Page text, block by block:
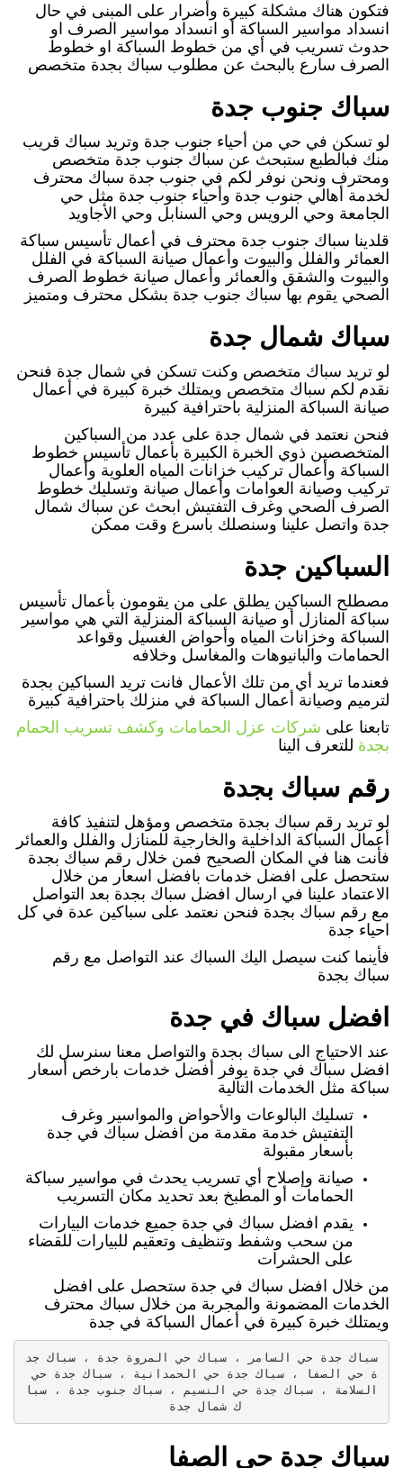
فتكون هناك مشكلة كبيرة وأضرار على المبنى في حال
انسداد مواسير السباكة أو انسداد مواسير الصرف او
حدوث تسريب في أي من خطوط السباكة او خطوط
الصرف سارع بالبحث عن مطلوب سباك بجدة متخصص
سباك جنوب جدة
لو تسكن في حي من أحياء جنوب جدة وتريد سباك قريب
منك فبالطبع ستبحث عن سباك جنوب جدة متخصص
ومحترف ونحن نوفر لكم في جنوب جدة سباك محترف
لخدمة أهالي جنوب جدة وأحياء جنوب جدة مثل حي
الجامعة وحي الرويس وحي السنابل وحي الأجاويد
قلدينا سباك جنوب جدة محترف في أعمال تأسيس سباكة
العمائر والفلل والبيوت وأعمال صيانة السباكة في الفلل
والبيوت والشقق والعمائر وأعمال صيانة خطوط الصرف
الصحي يقوم بها سباك جنوب جدة بشكل محترف ومتميز
سباك شمال جدة
لو تريد سباك متخصص وكنت تسكن في شمال جدة فنحن
نقدم لكم سباك متخصص ويمتلك خبرة كبيرة في أعمال
صيانة السباكة المنزلية باحترافية كبيرة
فنحن نعتمد في شمال جدة على عدد من السباكين
المتخصصين ذوي الخبرة الكبيرة بأعمال تأسيس خطوط
السباكة وأعمال تركيب خزانات المياه العلوية وأعمال
تركيب وصيانة العوامات وأعمال صيانة وتسليك خطوط
الصرف الصحي وغرف التفتيش ابحث عن سباك شمال
جدة واتصل علينا وسنصلك باسرع وقت ممكن
السباكين جدة
مصطلح السباكين يطلق على من يقومون بأعمال تأسيس
سباكة المنازل أو صيانة السباكة المنزلية التي هي مواسير
السباكة وخزانات المياه وأحواض الغسيل وقواعد
الحمامات والبانيوهات والمغاسل وخلافه
فعندما تريد أي من تلك الأعمال فانت تريد السباكين بجدة
لترميم وصيانة أعمال السباكة في منزلك باحترافية كبيرة
تابعنا على شركات عزل الحمامات وكشف تسريب الحمام
بجدة للتعرف الينا
رقم سباك بجدة
لو تريد رقم سباك بجدة متخصص ومؤهل لتنفيذ كافة
أعمال السباكة الداخلية والخارجية للمنازل والفلل والعمائر
فأنت هنا في المكان الصحيح فمن خلال رقم سباك بجدة
ستحصل على افضل خدمات بافضل اسعار من خلال
الاعتماد علينا في ارسال افضل سباك بجدة بعد التواصل
مع رقم سباك بجدة فنحن نعتمد على سباكين عدة في كل
احياء جدة
فأينما كنت سيصل اليك السباك عند التواصل مع رقم
سباك بجدة
افضل سباك في جدة
عند الاحتياج الى سباك بجدة والتواصل معنا سنرسل لك
افضل سباك في جدة يوفر أفضل خدمات بارخص أسعار
سباكة مثل الخدمات التالية
تسليك البالوعات والأحواض والمواسير وغرف
التفتيش خدمة مقدمة من افضل سباك في جدة
بأسعار مقبولة
صيانة وإصلاح أي تسريب يحدث في مواسير سباكة
الحمامات أو المطبخ بعد تحديد مكان التسريب
يقدم افضل سباك في جدة جميع خدمات البيارات
من سحب وشفط وتنظيف وتعقيم للبيارات للقضاء
على الحشرات
من خلال افضل سباك في جدة ستحصل على افضل
الخدمات المضمونة والمجربة من خلال سباك محترف
ويمتلك خبرة كبيرة في أعمال السباكة في جدة
سباك جدة حي السامر ، سباك حي المروة جدة ، سباك جد
ة حي الصفا ، سباك جدة حي الحمدانية ، سباك جدة حي
السلامة ، سباك جدة حي النسيم ، سباك جنوب جدة ، سبا
ك شمال جدة
سباك جدة حي الصفا